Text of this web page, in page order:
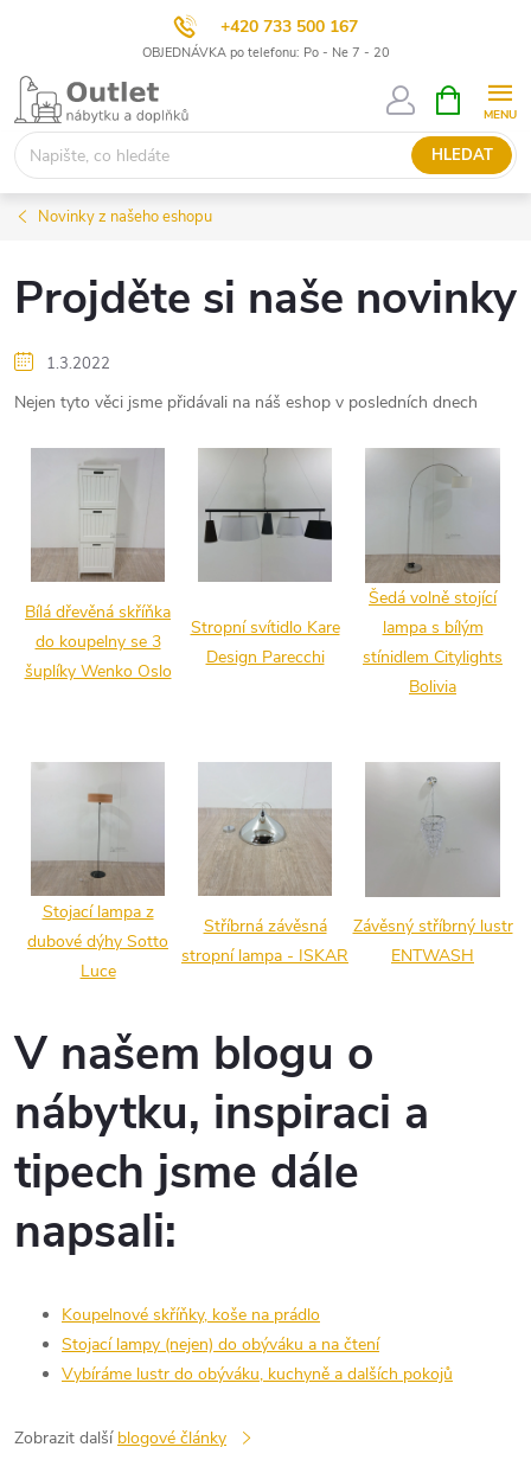
+420 733 500 167
OBJEDNÁVKA po telefonu: Po - Ne 7 - 20
Přejít
obsah
HLEDAT
NÁKUPNÍ
KOŠÍK
Novinky z našeho eshopu
Projděte si naše novinky
1.3.2022
Nejen tyto věci jsme přidávali na náš eshop v posledních dnech
Bílá dřevěná skříňka
do koupelny se 3
šuplíky Wenko Oslo
Stropní svítidlo Kare
Design Parecchi
Šedá volně stojící
lampa s bílým
stínidlem Citylights
Bolivia
Stojací lampa z
dubové dýhy Sotto
Luce
Stříbrná závěsná
stropní lampa - ISKAR
Závěsný stříbrný lustr
ENTWASH
V našem blogu o
nábytku, inspiraci a
tipech jsme dále
napsali:
Koupelnové skříňky, koše na prádlo
Stojací lampy (nejen) do obýváku a na čtení
Vybíráme lustr do obýváku, kuchyně a dalších pokojů
Zobrazit další blogové články